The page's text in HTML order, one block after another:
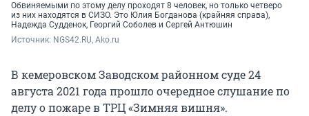
Обвиняемыми по этому делу проходят 8 человек, но только четверо
из них находятся в СИЗО. Это Юлия Богданова (крайняя справа),
Надежда Судденок, Георгий Соболев и Сергей Антюшин
Источник: NGS42.RU, Ako.ru
В кемеровском Заводском районном суде 24
августа 2021 года прошло очередное слушание по
делу о пожаре в ТРЦ «Зимняя вишня».